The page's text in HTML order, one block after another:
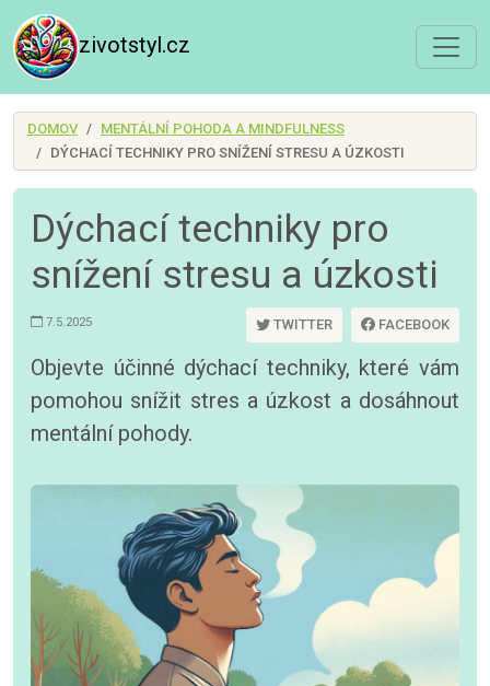
zivotstyl.cz
DOMOV
MENTÁLNÍ POHODA A MINDFULNESS
DÝCHACÍ TECHNIKY PRO SNÍŽENÍ STRESU A ÚZKOSTI
Dýchací techniky pro
snížení stresu a úzkosti
7.5.2025 TWITTER FACEBOOK
Objevte účinné dýchací techniky, které vám
pomohou snížit stres a úzkost a dosáhnout
mentální pohody.